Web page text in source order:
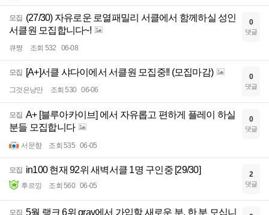
모집 (27/30) 자유로운 로열패밀리 서클에서 함께하실 성인
서클원 모집합니다~!
큐쨩 조회 532 06-08
0
댓글
모집 [A+]서클 샤다이에서 서클원 모집중!! (모집마감)
그것은낭만 조회 530 06-06
0
댓글
모집 A+ [블루아카이브] 에서 자유롭고 편하게 플레이 하실
분들 모집합니다
서문향 조회 535 06-05
0
댓글
모집 in100 현재 92위 새벽서클 1명 구인중 [29/30]
후르낑 조회 560 06-05
2
댓글
모집 5월 랭크 6위 gray에서 가입할 새로운 분, 한 분 모십니